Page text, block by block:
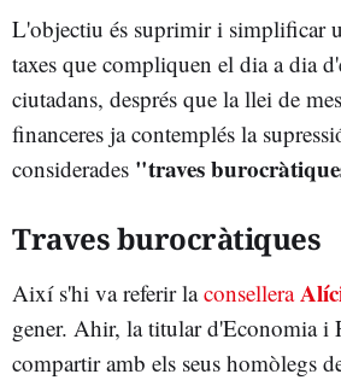
L'objectiu és suprimir i simplificar
taxes que compliquen el dia a dia
ciutadans, després que la llei de
financeres ja contemplés la
considerades "traves
Traves burocràtiques
Així s'hi va referir laconsellera
gener. Ahir, la titular d'Economia i
compartir amb els seus homòlegs